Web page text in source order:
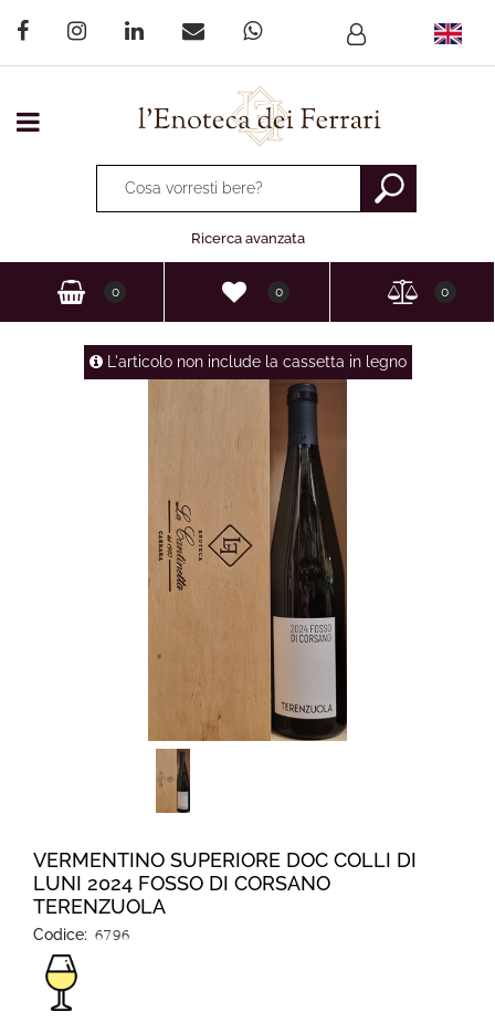
Open menu
La modifica di un filtro aggiorna automaticamente gli
Ricerca avanzata
0 0 0
L'articolo non include la cassetta in legno
VERMENTINO SUPERIORE DOC COLLI DI
LUNI 2024 FOSSO DI CORSANO
TERENZUOLA
Codice: 6796